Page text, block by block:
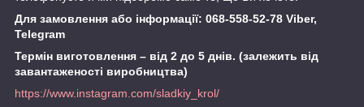
Для замовлення або інформації: 068-558-52-78 Viber,
Telegram
Термін виготовлення – від 2 до 5 днів. (залежить від
завантаженості виробництва)
https://www.instagram.com/sladkiy_krol/